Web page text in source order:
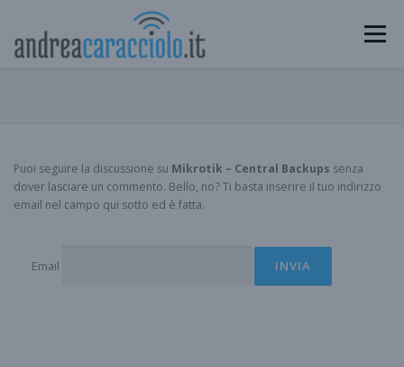
contenuto
Menu
CHI SONO CONTATTI
Puoi seguire la discussione su Mikrotik – Central Backups senza
dover lasciare un commento. Bello, no? Ti basta inserire il tuo indirizzo
email nel campo qui sotto ed è fatta.
Email